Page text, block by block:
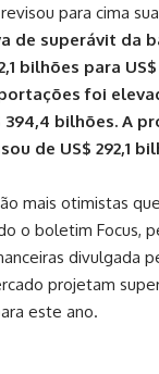
para cima
de superávit da
bilhões para
foi
394,4 bilhões. A
de US$ 292,1
mais otimistas
o boletim Focus,
divulgada
projetam
este ano.